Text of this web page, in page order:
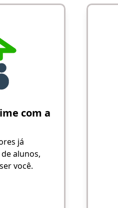
com a
já
alunos,
você.